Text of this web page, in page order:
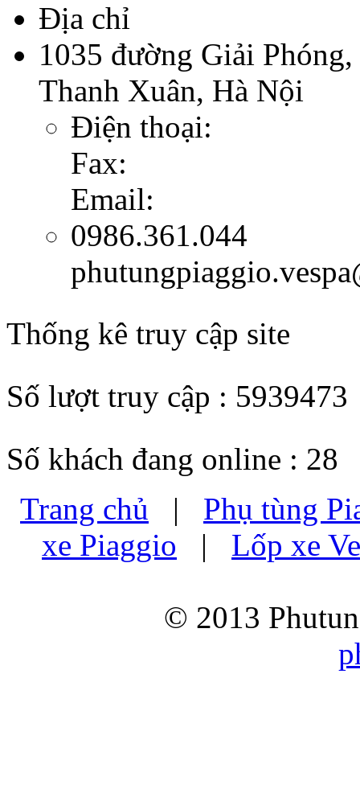
Địa chỉ
1035 đường Giải
Thanh Xuân, Hà Nội
Điện thoại:
Fax:
Email:
0986.361.044
Thống kê truy cập site
Số lượt truy cập : 5939473
Số khách đang online : 28
Trang chủ | Phụ tùng
xe Piaggio | Lốp xe
© 2013